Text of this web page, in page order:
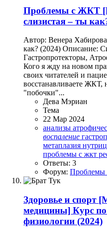
Проблемы с ЖКТ
слизистая – ты
Автор: Венера
как? (2024) Описание:
Гастропротекторы,
Кого я жду на новом
своих читателей и
восстанавливаете ЖКТ,
"побочки"...
Дева Мэриан
Тема
22 Мар 2024
анализы
воспаление
метаплазия
проблемы с жкт
Ответы: 3
Форум:
Здоровье и спорт
медицины] Курс
физиологии (2024)